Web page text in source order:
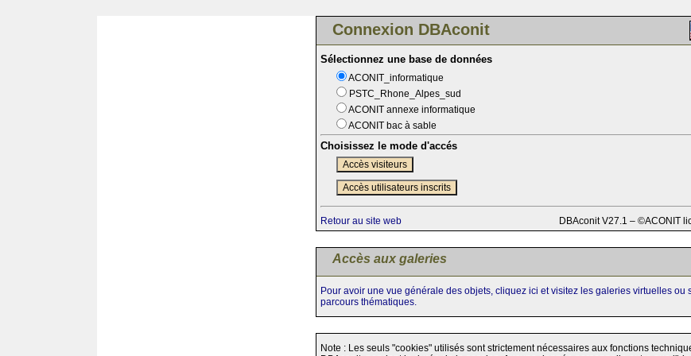
Connexion DBAconit
Sélectionnez une base de données
ACONIT_informatique
PSTC_Rhone_Alpes_sud
ACONIT annexe informatique
ACONIT bac à sable
Choisissez le mode d'accés
Accès visiteurs
Accès utilisateurs inscrits
Retour au site web DBAconit V27.1 – ©ACONIT
Accès aux galeries
Pour avoir une vue générale des objets, cliquez ici et visitez les galeries virtuelles ou
parcours thématiques.
Note : Les seuls "cookies" utilisés sont strictement nécessaires aux fonctions